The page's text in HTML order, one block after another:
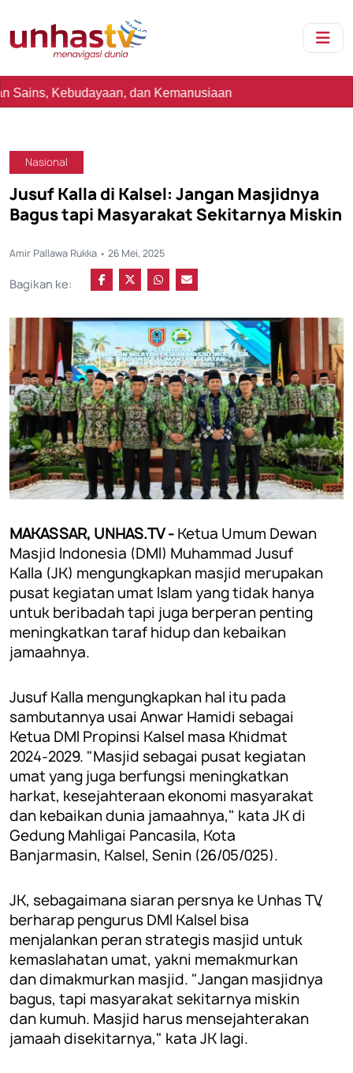
dan Kemanusiaan
Nasional
Jusuf Kalla di Kalsel: Jangan Masjidnya
Bagus tapi Masyarakat Sekitarnya Miskin
Amir Pallawa Rukka • 26 Mei, 2025
Bagikan ke:
MAKASSAR, UNHAS.TV - Ketua Umum Dewan
Masjid Indonesia (DMI) Muhammad Jusuf
Kalla (JK) mengungkapkan masjid merupakan
pusat kegiatan umat Islam yang tidak hanya
untuk beribadah tapi juga berperan penting
meningkatkan taraf hidup dan kebaikan
jamaahnya.
Jusuf Kalla mengungkapkan hal itu pada
sambutannya usai Anwar Hamidi sebagai
Ketua DMI Propinsi Kalsel masa Khidmat
2024-2029. "Masjid sebagai pusat kegiatan
umat yang juga berfungsi meningkatkan
harkat, kesejahteraan ekonomi masyarakat
dan kebaikan dunia jamaahnya," kata JK di
Gedung Mahligai Pancasila, Kota
Banjarmasin, Kalsel, Senin (26/05/025).
JK, sebagaimana siaran persnya ke Unhas TV,
berharap pengurus DMI Kalsel bisa
menjalankan peran strategis masjid untuk
kemaslahatan umat, yakni memakmurkan
dan dimakmurkan masjid. "Jangan masjidnya
bagus, tapi masyarakat sekitarnya miskin
dan kumuh. Masjid harus mensejahterakan
jamaah disekitarnya," kata JK lagi.